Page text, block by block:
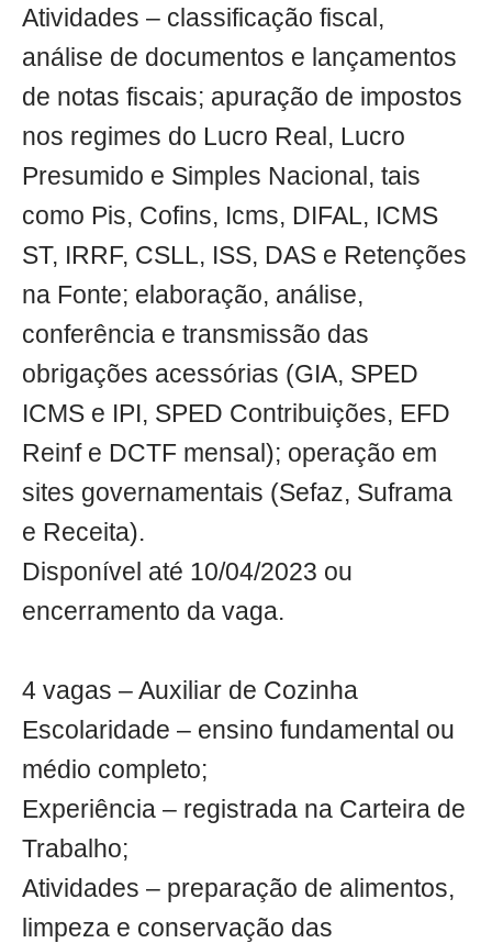
Atividades – classificação fiscal,
análise de documentos e lançamentos
de notas fiscais; apuração de impostos
nos regimes do Lucro Real, Lucro
Presumido e Simples Nacional, tais
como Pis, Cofins, Icms, DIFAL, ICMS
ST, IRRF, CSLL, ISS, DAS e Retenções
na Fonte; elaboração, análise,
conferência e transmissão das
obrigações acessórias (GIA, SPED
ICMS e IPI, SPED Contribuições, EFD
Reinf e DCTF mensal); operação em
sites governamentais (Sefaz, Suframa
e Receita).
Disponível até 10/04/2023 ou
encerramento da vaga.
4 vagas – Auxiliar de Cozinha
Escolaridade – ensino fundamental ou
médio completo;
Experiência – registrada na Carteira de
Trabalho;
Atividades – preparação de alimentos,
limpeza e conservação das